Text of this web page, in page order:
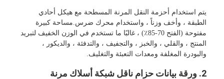
يتم استخدام أحزمة النقل المرنة المسطحة مع هيكل أحادي
الطبقة ، وأخف وزناً ، واستخدام محرك ضرس.مساحة كبيرة
مفتوحة (الفتح 70-85٪) ، غالبًا ما تستخدم في الوزن الخفيف لتبريد
المنتج ، والقلي ، والخبز ، والتجفيف ، والتدفئة ، والديكور ،
والبودرة المغلفة ومعدات التعبئة والتغليف.
2. ورقة بيانات حزام ناقل شبكة أسلاك مرنة